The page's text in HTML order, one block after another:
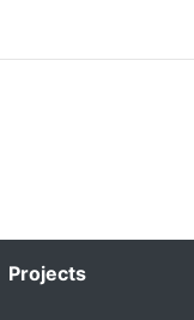
Projects